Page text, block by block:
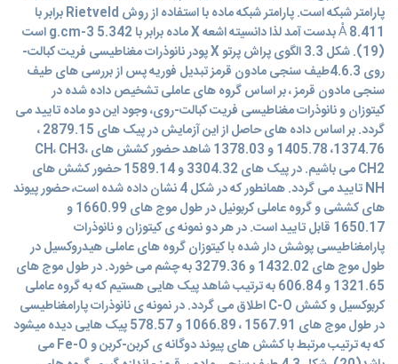
پارامتر شبکه است. پارامتر شبکه ماده با استفاده از روش Rietveld برابر با
8.411 Å بدست آمد لذا دانسیته اشعه X ماده برابر با 5.342 g.cm-3 است
(19). شکل 3.3 الگوی پراش پرتو X پودر نانوذرات مغناطیسی فریت کبالت-
روی 4.6.3طیف سنجی مادون قرمز تبدیل فوریه پس از بررسی های طیف
سنجی مادون قرمز ، بر اساس گروه های عاملی تشخیص داده شده در
کیتوزان و نانوذرات مغناطیسی فریت کبالت-روی، وجود این دو ماده تایید می
گردد. بر اساس داده های حاصل از این آزمایش در پیک های 2879.15 ،
1374.76، 1405.78 و 1378.03 شاهد حضور کشش های CH، CH3،
CH2 می باشیم. در پیک های 3304.32 و 1589.14 حضور کشش های
NH تایید می گردد. همانطور که در شکل 4 نشان داده شده است، حضور پیوند
های کششی و گروه عاملی کربونیل در طول موج های 1660.99 و
1650.17 قابل تایید است. در هر دو نمونه ی کیتوزان و نانوذرات
پارامغناطیسی پوشش دار شده با کیتوزان گروه های عاملی هیدروکسیل در
طول موج های 1432.02 و 3279.36 به چشم می خورد. در طول موج های
1321.65 و 606.84 به ترتیب شاهد پیک هایی هستیم که به گروه عاملی
کربوکسیل و کشش C-O اطلاق می گردد. در نمونه ی نانوذرات پارامغناطیسی
در طول موج های 1567.91 ، 1066.89 و 578.57 پیک هایی دیده میشود
که به ترتیب مرتبط با کشش های پیوند دوگانه ی کربن-کربن و Fe-O می